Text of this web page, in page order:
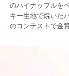
のパイナップルを
キー生地で焼いた
のコンテストで金